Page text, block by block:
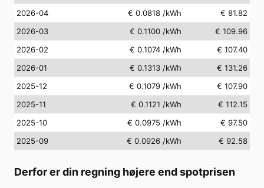
2026-04
€ 0.0818 /kWh
€ 81.82
2026-03
€ 0.1100 /kWh
€ 109.96
2026-02
€ 0.1074 /kWh
€ 107.40
2026-01
€ 0.1313 /kWh
€ 131.26
2025-12
€ 0.1079 /kWh
€ 107.90
2025-11
€ 0.1121 /kWh
€ 112.15
2025-10
€ 0.0975 /kWh
€ 97.50
2025-09
€ 0.0926 /kWh € 92.58
Derfor er din regning højere end spotprisen